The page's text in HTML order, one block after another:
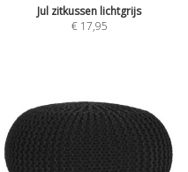
Jul zitkussen lichtgrijs
€ 17,95